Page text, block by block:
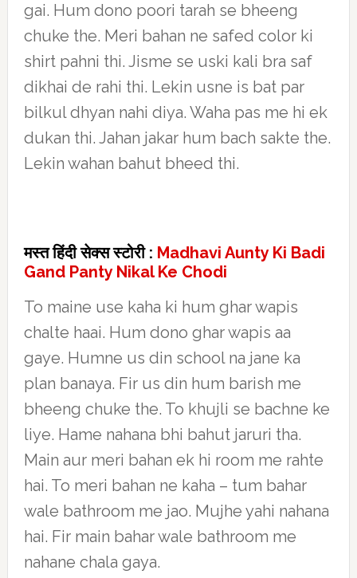
gai. Hum dono poori tarah se bheeng
chuke the. Meri bahan ne safed color ki
shirt pahni thi. Jisme se uski kali bra saf
dikhai de rahi thi. Lekin usne is bat par
bilkul dhyan nahi diya. Waha pas me hi ek
dukan thi. Jahan jakar hum bach sakte the.
Lekin wahan bahut bheed thi.
मस्त हिंदी सेक्स स्टोरी : Madhavi Aunty Ki Badi
Gand Panty Nikal Ke Chodi
To maine use kaha ki hum ghar wapis
chalte haai. Hum dono ghar wapis aa
gaye. Humne us din school na jane ka
plan banaya. Fir us din hum barish me
bheeng chuke the. To khujli se bachne ke
liye. Hame nahana bhi bahut jaruri tha.
Main aur meri bahan ek hi room me rahte
hai. To meri bahan ne kaha – tum bahar
wale bathroom me jao. Mujhe yahi nahana
hai. Fir main bahar wale bathroom me
nahane chala gaya.